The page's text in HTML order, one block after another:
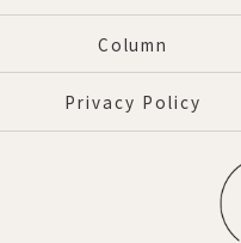
Column
Privacy Policy